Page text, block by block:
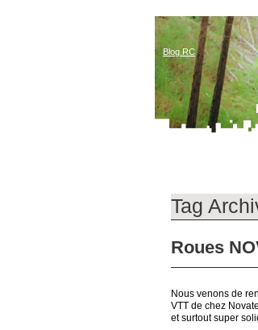
Blog RC
Tag
Roues
Nous venons de
VTT de chez
et surtout super